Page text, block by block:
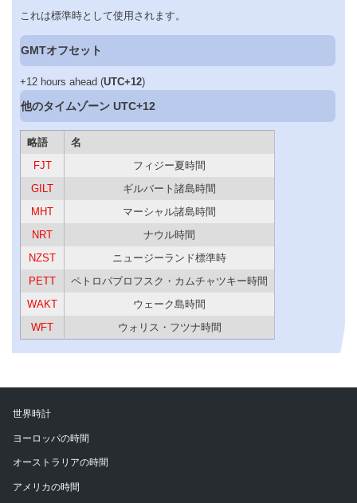
これは標準時として使用されます。
GMTオフセット
+12 hours ahead (UTC+12)
他のタイムゾーン UTC+12
略語
名
FJT
フィジー夏時間
GILT
ギルバート諸島時間
MHT
マーシャル諸島時間
NRT
ナウル時間
NZST
ニュージーランド標準時
PETT
ペトロパブロフスク・カムチャツキー時間
WAKT
ウェーク島時間
WFT
ウォリス・フツナ時間
世界時計
ヨーロッパの時間
オーストラリアの時間
アメリカの時間